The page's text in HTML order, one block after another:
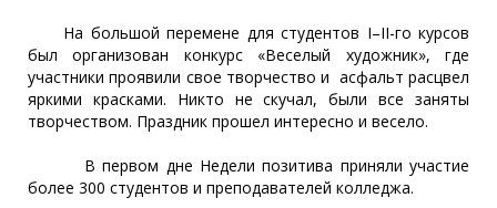
На большой перемене для студентов I–II-го курсов
был организован конкурс «Веселый художник», где
участники проявили свое творчество и асфальт расцвел
яркими красками. Никто не скучал, были все заняты
творчеством. Праздник прошел интересно и весело.
В первом дне Недели позитива приняли участие
более 300 студентов и преподавателей колледжа.